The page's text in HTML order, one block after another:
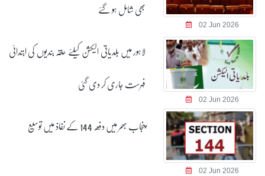
02 Jun 2026
بھی شامل ہو گئے
02 Jun 2026
لاہور میں بلدیاتی الیکشن کیلئے حلقہ بندیوں کی ابتدائی
فہرست جاری کر دی گئی
02 Jun 2026
پنجاب بھر میں دفعہ 144 کے نفاذ میں توسیع